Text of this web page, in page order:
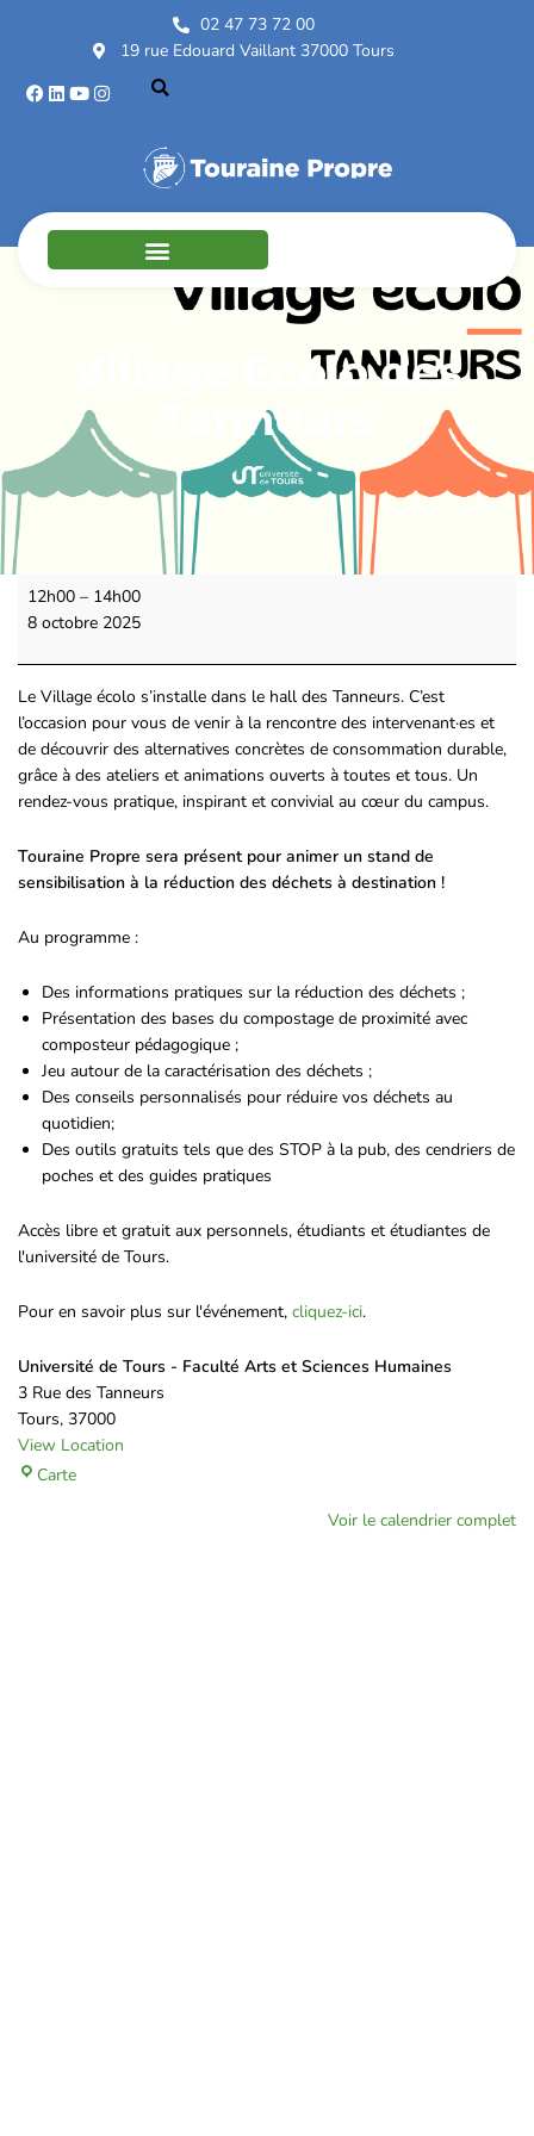
02 47 73 72 00
19 rue Edouard Vaillant 37000 Tours
Village Écolo des
Tanneurs
12h00 – 14h00
8 octobre 2025
Le Village écolo s’installe dans le hall des Tanneurs. C’est
l’occasion pour vous de venir à la rencontre des intervenant·es et
de découvrir des alternatives concrètes de consommation durable,
grâce à des ateliers et animations ouverts à toutes et tous. Un
rendez-vous pratique, inspirant et convivial au cœur du campus.
Touraine Propre sera présent pour animer un stand de
sensibilisation à la réduction des déchets à destination !
Au programme :
Des informations pratiques sur la réduction des déchets ;
Présentation des bases du compostage de proximité avec
composteur pédagogique ;
Jeu autour de la caractérisation des déchets ;
Des conseils personnalisés pour réduire vos déchets au
quotidien;
Des outils gratuits tels que des STOP à la pub, des cendriers de
poches et des guides pratiques
Accès libre et gratuit aux personnels, étudiants et étudiantes de
l'université de Tours.
Pour en savoir plus sur l'événement, cliquez-ici.
Université de Tours - Faculté Arts et Sciences Humaines
3 Rue des Tanneurs
Tours, 37000
View Location
Carte
Voir le calendrier complet